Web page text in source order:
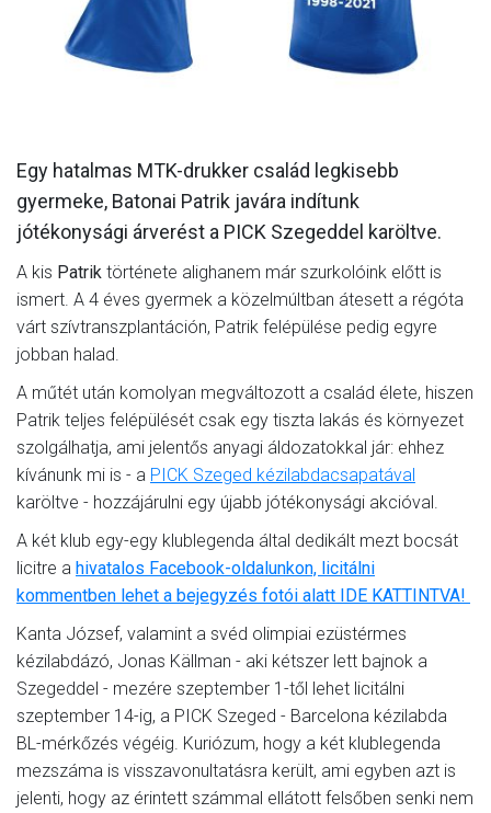
SZURKOLÓI ÉLMÉNYEK
AKKREDITÁCIÓ
Egy hatalmas MTK-drukker család legkisebb
gyermeke, Batonai Patrik javára indítunk
jótékonysági árverést a PICK Szegeddel karöltve.
A kis Patrik története alighanem már szurkolóink előtt is
ismert. A 4 éves gyermek a közelmúltban átesett a régóta
várt szívtranszplantáción, Patrik felépülése pedig egyre
jobban halad.
A műtét után komolyan megváltozott a család élete, hiszen
Patrik teljes felépülését csak egy tiszta lakás és környezet
szolgálhatja, ami jelentős anyagi áldozatokkal jár: ehhez
kívánunk mi is - a PICK Szeged kézilabdacsapatával
karöltve - hozzájárulni egy újabb jótékonysági akcióval.
A két klub egy-egy klublegenda által dedikált mezt bocsát
licitre a hivatalos Facebook-oldalunkon, licitálni
kommentben lehet a bejegyzés fotói alatt IDE KATTINTVA!
Kanta József, valamint a svéd olimpiai ezüstérmes
kézilabdázó, Jonas Källman - aki kétszer lett bajnok a
Szegeddel - mezére szeptember 1-től lehet licitálni
szeptember 14-ig, a PICK Szeged - Barcelona kézilabda
BL-mérkőzés végéig. Kuriózum, hogy a két klublegenda
mezszáma is visszavonultatásra került, ami egyben azt is
jelenti, hogy az érintett számmal ellátott felsőben senki nem